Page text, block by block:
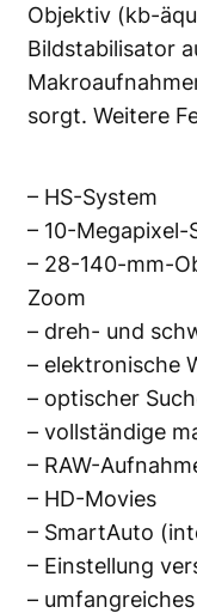
Objektiv (kb-
Bildstabilisator
sorgt. Weitere
– HS-System
– 10-Megapixel-
– 28-140-mm-
Zoom
– dreh- und
– elektronische
– optischer
– vollständige
– RAW-
– HD-Movies
– SmartAuto
– Einstellung
–